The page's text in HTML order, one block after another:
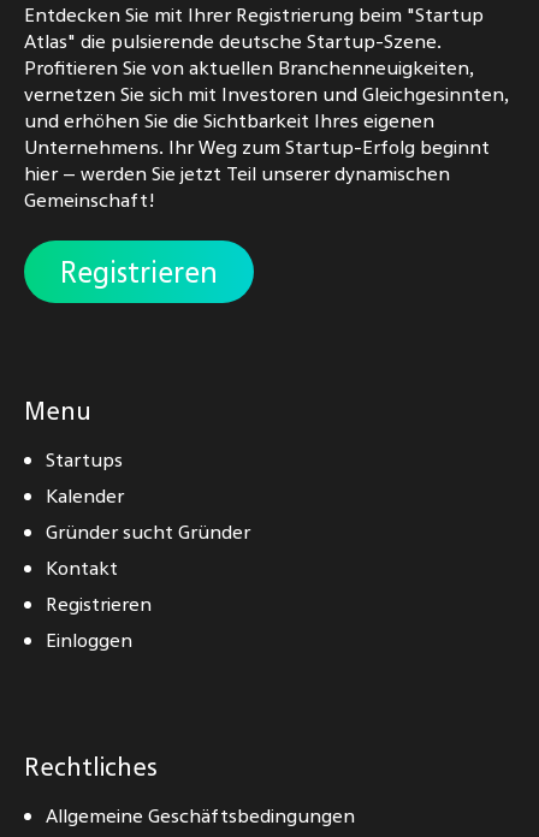
Entdecken Sie mit Ihrer Registrierung beim "Startup
Atlas" die pulsierende deutsche Startup-Szene.
Profitieren Sie von aktuellen Branchenneuigkeiten,
vernetzen Sie sich mit Investoren und Gleichgesinnten,
und erhöhen Sie die Sichtbarkeit Ihres eigenen
Unternehmens. Ihr Weg zum Startup-Erfolg beginnt
hier – werden Sie jetzt Teil unserer dynamischen
Gemeinschaft!
Registrieren
Menu
Startups
Kalender
Gründer sucht Gründer
Kontakt
Registrieren
Einloggen
Rechtliches
Allgemeine Geschäftsbedingungen